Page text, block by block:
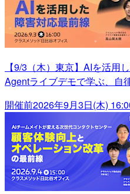
【9/3（木）東京】AIを活用
Agentライブデモで学ぶ、自
開催前2026年9月3日(木)